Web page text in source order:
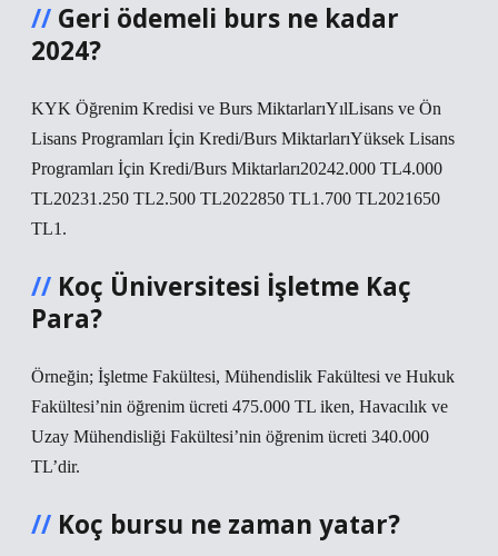
Geri ödemeli burs ne kadar
2024?
KYK Öğrenim Kredisi ve Burs MiktarlarıYılLisans ve Ön
Lisans Programları İçin Kredi/Burs MiktarlarıYüksek Lisans
Programları İçin Kredi/Burs Miktarları20242.000 TL4.000
TL20231.250 TL2.500 TL2022850 TL1.700 TL2021650
TL1.
Koç Üniversitesi İşletme Kaç
Para?
Örneğin; İşletme Fakültesi, Mühendislik Fakültesi ve Hukuk
Fakültesi’nin öğrenim ücreti 475.000 TL iken, Havacılık ve
Uzay Mühendisliği Fakültesi’nin öğrenim ücreti 340.000
TL’dir.
Koç bursu ne zaman yatar?